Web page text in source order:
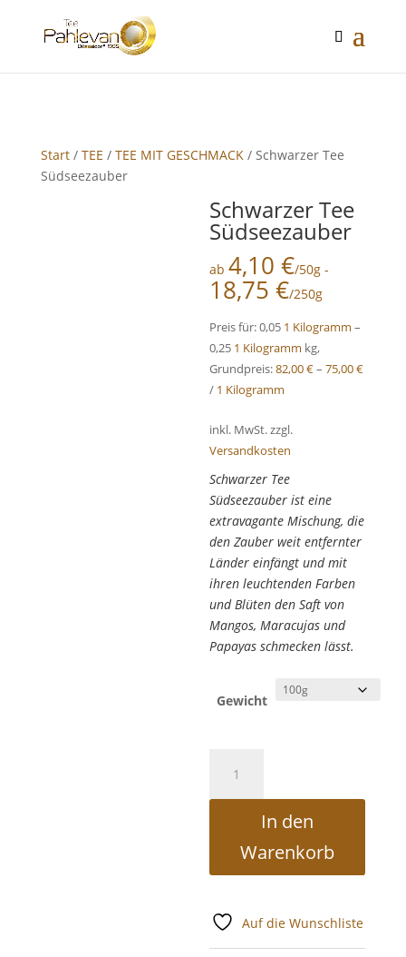
Start/ TEE / TEE MIT GESCHMACK/ Schwarzer Tee
Südseezauber
Schwarzer Tee
Südseezauber
ab4,10€/50g -
18,75€/250g
Preis für: 0,05 1 Kilogramm –
0,25 1 Kilogramm kg,
Grundpreis:82,00€–75,00€
/ 1 Kilogramm
inkl. MwSt.zzgl.
Versandkosten
Schwarzer Tee
Südseezauber ist eine
extravagante Mischung, die
den Zauber weit entfernter
Länder einfängt und mit
ihren leuchtenden Farben
und Blüten den Saft von
Mangos, Maracujas und
Papayas schmecken lässt.
Gewicht
Südseezauber
In den
Warenkorb
Auf die Wunschliste